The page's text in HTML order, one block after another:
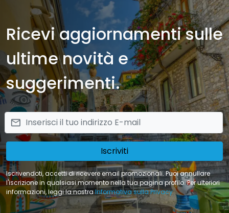
Ricevi aggiornamenti sulle
ultime novità e
suggerimenti.
email
Iscriviti
Iscrivendoti, accetti di ricevere email promozionali. Puoi annullare
l'iscrizione in qualsiasi momento nella tua pagina profilo. Per ulteriori
informazioni, leggi la nostraInformativa sulla Privacy